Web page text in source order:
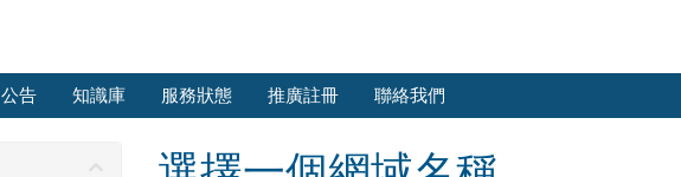
公告 知識庫 服務狀態 推廣註冊 聯絡我們